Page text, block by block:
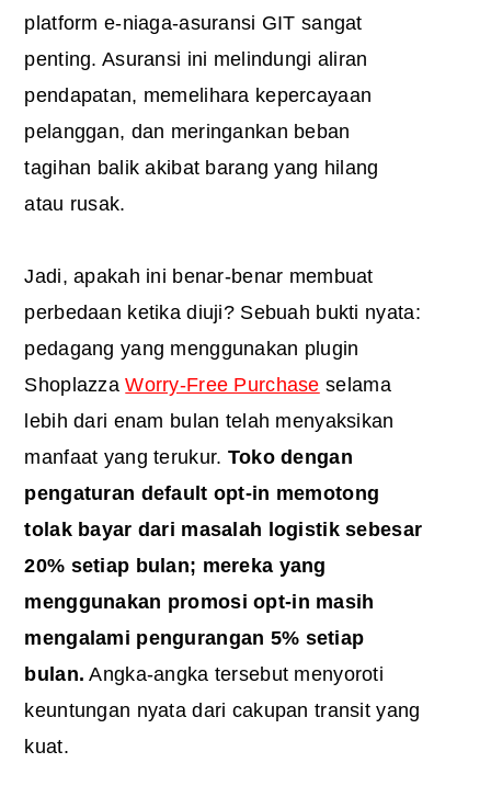
platform e-niaga-asuransi GIT sangat
penting. Asuransi ini melindungi aliran
pendapatan, memelihara kepercayaan
pelanggan, dan meringankan beban
tagihan balik akibat barang yang hilang
atau rusak.
Jadi, apakah ini benar-benar membuat
perbedaan ketika diuji? Sebuah bukti nyata:
pedagang yang menggunakan plugin
ShoplazzaWorry-Free Purchase selama
lebih dari enam bulan telah menyaksikan
manfaat yang terukur. Toko dengan
pengaturan default opt-in memotong
tolak bayar dari masalah logistik sebesar
20% setiap bulan; mereka yang
menggunakan promosi opt-in masih
mengalami pengurangan 5% setiap
bulan. Angka-angka tersebut menyoroti
keuntungan nyata dari cakupan transit yang
kuat.